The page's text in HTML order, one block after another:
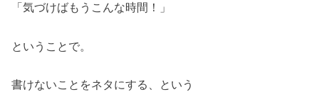
「気づけばもうこんな時間！」
ということで。
書けないことをネタにする、という